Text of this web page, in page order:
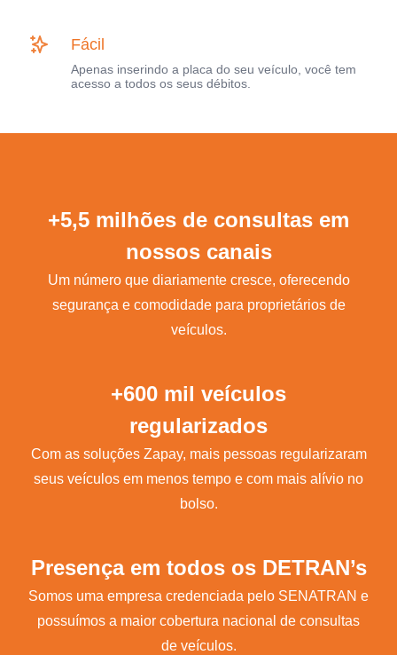
Fácil
Apenas inserindo a placa do seu veículo, você tem
acesso a todos os seus débitos.
+5,5 milhões de consultas em
nossos canais
Um número que diariamente cresce, oferecendo
segurança e comodidade para proprietários de
veículos.
+600 mil veículos
regularizados
Com as soluções Zapay, mais pessoas regularizaram
seus veículos em menos tempo e com mais alívio no
bolso.
Presença em todos os DETRAN’s
Somos uma empresa credenciada pelo SENATRAN e
possuímos a maior cobertura nacional de consultas
de veículos.